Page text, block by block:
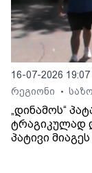
16-07-2026 19:07
რეგიონი
•
„დინამოს“
ტრაგიკულად
პატივი მიაგეს